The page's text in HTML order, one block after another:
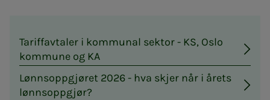
Tariffavtaler i kommunal sektor - KS, Oslo
kommune og KA
Lønnsoppgjøret 2026 - hva skjer når i årets
lønnsoppgjør?